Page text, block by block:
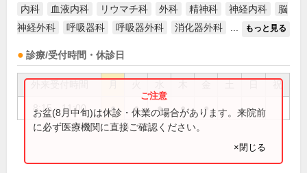
内科 血液内科 リウマチ科 外科 精神科 神経内科
脳
神経外科
呼吸器科 呼吸器外科 消化器外科 もっと見る
診療/受付時間・休診日
祝
8:15～11:00 ● ● ● ● ●
お盆(8月中旬)は休診・休業の場合があります。来院前
に必ず医療機関に直接ご確認ください。
×閉じる